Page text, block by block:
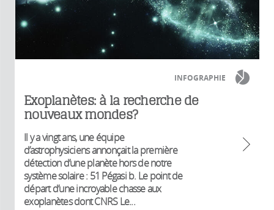
INFOGRAPHIE
Exoplanètes: à la recherche de
nouveaux mondes?
Il y a vingt ans, une équipe
d’astrophysiciens annonçait la première
détection d’une planète hors de notre
système solaire : 51 Pégasi b. Le point de
départ d’une incroyable chasse aux
exoplanètes dont CNRS Le...